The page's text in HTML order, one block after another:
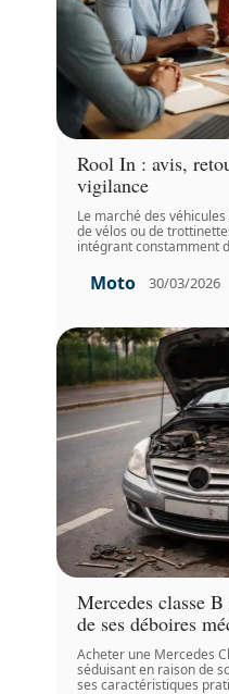
Rool In : avis,
vigilance
Le marché des véhicules
de vélos ou de
intégrant constamment
Moto 30/03/2026
Mercedes classe
de ses déboires
Acheter une Mercedes
séduisant en raison de
ses caractéristiques